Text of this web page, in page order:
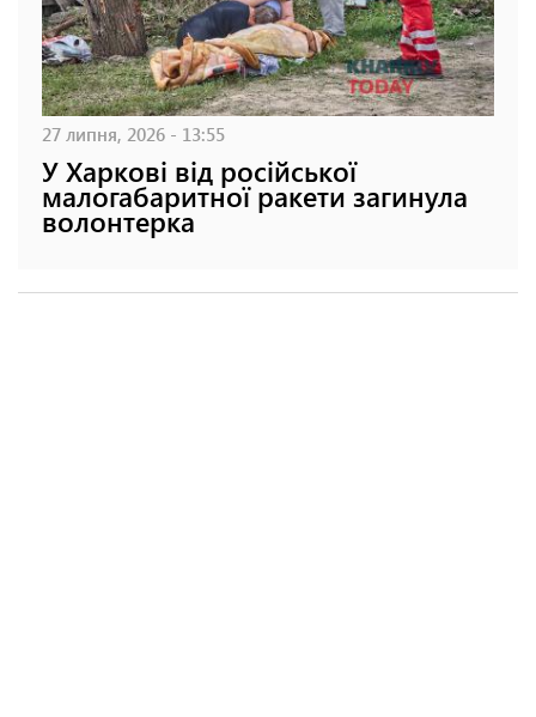
27 липня, 2026 - 13:55
У Харкові від російської
малогабаритної ракети загинула
волонтерка